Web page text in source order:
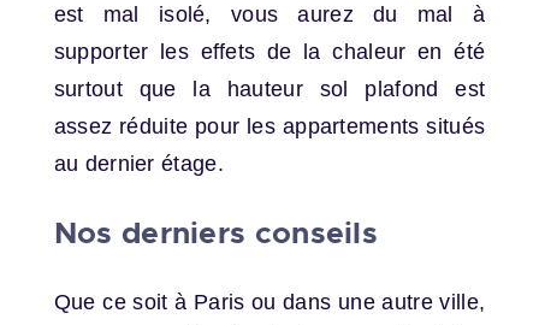
est mal isolé, vous aurez du mal à
supporter les effets de la chaleur en été
surtout que la hauteur sol plafond est
assez réduite pour les appartements situés
au dernier étage.
Nos derniers conseils
Que ce soit à Paris ou dans une autre ville,